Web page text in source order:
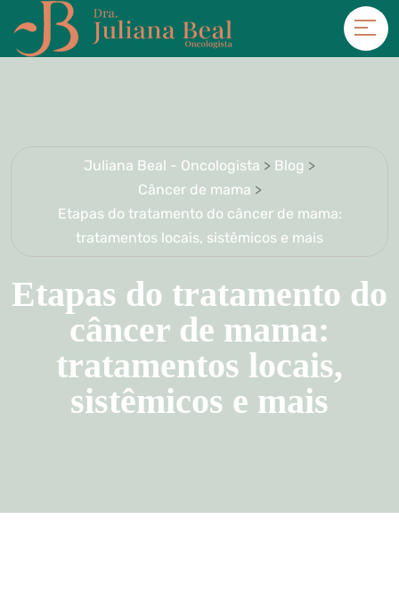
Juliana Beal - Oncologista > Blog >
Câncer de mama >
Etapas do tratamento do câncer de mama:
tratamentos locais, sistêmicos e mais
Etapas do tratamento do
câncer de mama:
tratamentos locais,
sistêmicos e mais